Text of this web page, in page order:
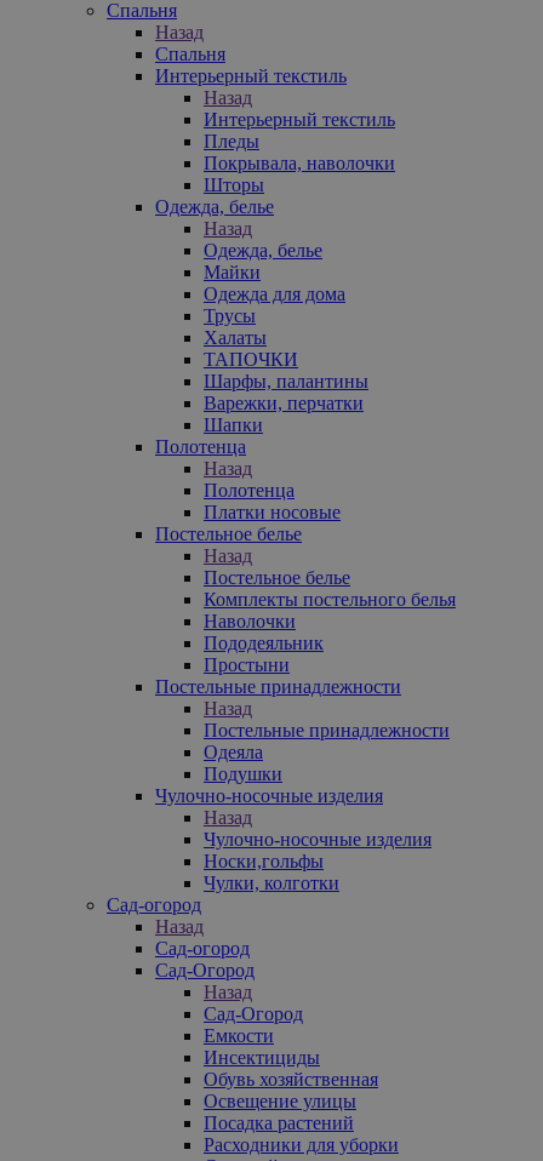
Спальня
Назад
Спальня
Интерьерный текстиль
Назад
Интерьерный текстиль
Пледы
Покрывала, наволочки
Шторы
Одежда, белье
Назад
Одежда, белье
Майки
Одежда для дома
Трусы
Халаты
ТАПОЧКИ
Шарфы, палантины
Варежки, перчатки
Шапки
Полотенца
Назад
Полотенца
Платки носовые
Постельное белье
Назад
Постельное белье
Комплекты постельного белья
Наволочки
Пододеяльник
Простыни
Постельные принадлежности
Назад
Постельные принадлежности
Одеяла
Подушки
Чулочно-носочные изделия
Назад
Чулочно-носочные изделия
Носки,гольфы
Чулки, колготки
Сад-огород
Назад
Сад-огород
Сад-Огород
Назад
Сад-Огород
Емкости
Инсектициды
Обувь хозяйственная
Освещение улицы
Посадка растений
Расходники для уборки